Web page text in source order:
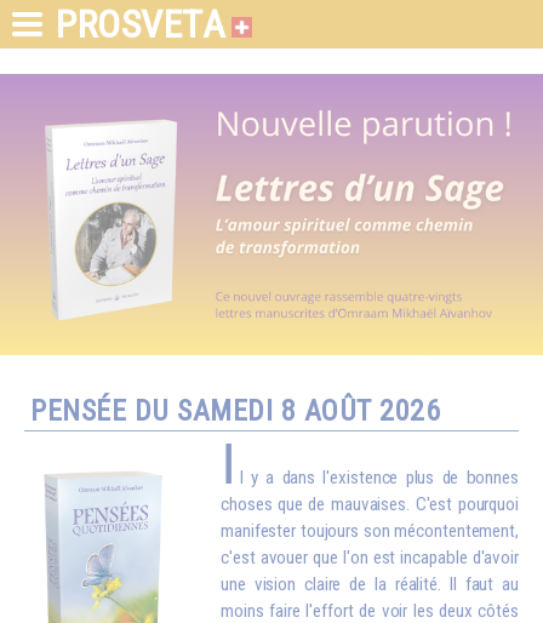
PROSVETA
PENSÉE DU SAMEDI 8 AOÛT 2026
I l y a dans l'existence plus de bonnes
choses que de mauvaises. C'est pourquoi
manifester toujours son mécontentement,
c'est avouer que l'on est incapable d'avoir
une vision claire de la réalité. Il faut au
moins faire l'effort de voir les deux côtés